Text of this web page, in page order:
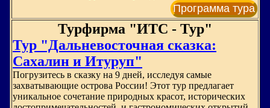
Программа тура
Турфирма "ИТС - Тур"
Тур "Дальневосточная сказка:
Сахалин и Итуруп"
Погрузитесь в сказку на 9 дней, исследуя самые
захватывающие острова России! Этот тур предлагает
уникальное сочетание природных красот, исторических